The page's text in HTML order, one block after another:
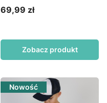
S24wm
Cena
69,99 zł
Zobacz produkt
Nowość